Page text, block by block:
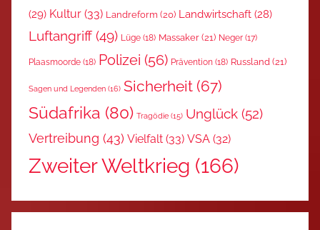
(29) Kultur (33) Landreform (20) Landwirtschaft (28)
Luftangriff (49) Lüge (18) Massaker (21) Neger (17)
Plaasmoorde (18) Polizei (56) Prävention (18) Russland (21)
Sagen und Legenden (16) Sicherheit (67)
Südafrika (80) Tragödie (15) Unglück (52)
Vertreibung (43) Vielfalt (33) VSA (32)
Zweiter Weltkrieg (166)